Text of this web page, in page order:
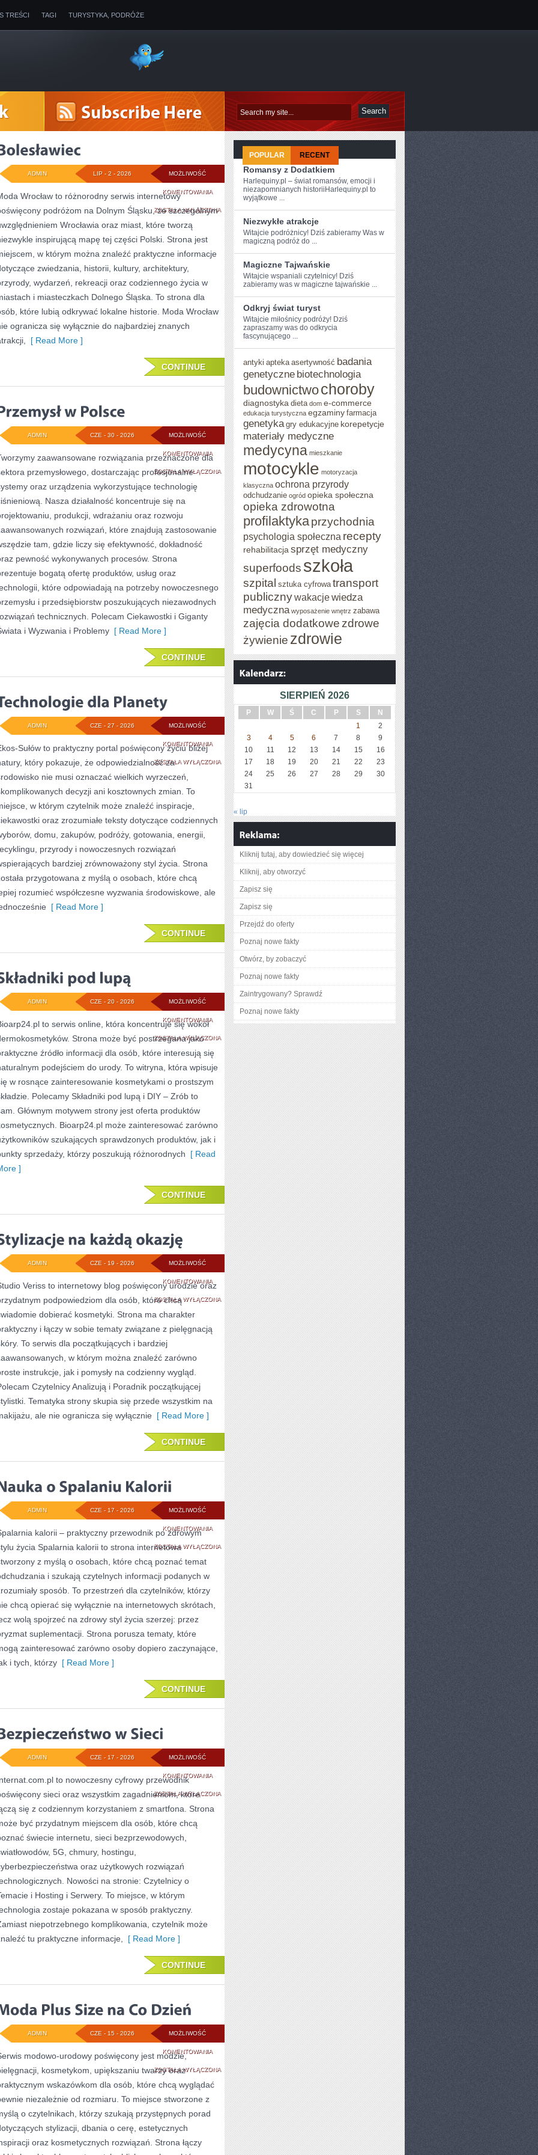
TREŚCI TAGI TURYSTYKA, PODRÓŻE
MOŻLIWOŚĆ
KOMENTOWANIABOLESŁAWIEC
ZOSTAŁA WYŁĄCZONA
LIP - 2 - 2026
ADMIN
Wrocław to różnorodny serwis internetowy
podróżom na Dolnym Śląsku, ze szczególnym
Wrocławia oraz miast, które tworzą
inspirującą mapę tej części Polski. Strona jest
w którym można znaleźć praktyczne informacje
zwiedzania, historii, kultury, architektury,
wydarzeń, rekreacji oraz codziennego życia w
i miasteczkach Dolnego Śląska. To strona dla
które lubią odkrywać lokalne historie. Moda Wrocław
ogranicza się wyłącznie do najbardziej znanych
[ Read More ]
CONTINUE
MOŻLIWOŚĆ
KOMENTOWANIAPRZEMYSŁ
W
POLSCE
ZOSTAŁA WYŁĄCZONA
CZE - 30 - 2026
ADMIN
zaawansowane rozwiązania przeznaczone dla
przemysłowego, dostarczając profesjonalne
oraz urządzenia wykorzystujące technologię
Nasza działalność koncentruje się na
produkcji, wdrażaniu oraz rozwoju
rozwiązań, które znajdują zastosowanie
tam, gdzie liczy się efektywność, dokładność
pewność wykonywanych procesów. Strona
bogatą ofertę produktów, usług oraz
które odpowiadają na potrzeby nowoczesnego
i przedsiębiorstw poszukujących niezawodnych
technicznych. Polecam Ciekawostki i Giganty
i Wyzwania i Problemy [ Read More ]
CONTINUE
MOŻLIWOŚĆ
KOMENTOWANIATECHNOLOGIE
DLA
PLANETY
ZOSTAŁA WYŁĄCZONA
CZE - 27 - 2026
ADMIN
Sułów to praktyczny portal poświęcony życiu bliżej
który pokazuje, że odpowiedzialność za
nie musi oznaczać wielkich wyrzeczeń,
decyzji ani kosztownych zmian. To
w którym czytelnik może znaleźć inspiracje,
oraz zrozumiałe teksty dotyczące codziennych
domu, zakupów, podróży, gotowania, energii,
przyrody i nowoczesnych rozwiązań
bardziej zrównoważony styl życia. Strona
przygotowana z myślą o osobach, które chcą
rozumieć współczesne wyzwania środowiskowe, ale
[ Read More ]
CONTINUE
MOŻLIWOŚĆ
KOMENTOWANIASKŁADNIKI
POD
LUPĄ
ZOSTAŁA WYŁĄCZONA
CZE - 20 - 2026
ADMIN
to serwis online, która koncentruje się wokół
Strona może być postrzegana jako
źródło informacji dla osób, które interesują się
podejściem do urody. To witryna, która wpisuje
w rosnące zainteresowanie kosmetykami o prostszym
Polecamy Składniki pod lupą i DIY – Zrób to
Głównym motywem strony jest oferta produktów
Bioarp24.pl może zainteresować zarówno
szukających sprawdzonych produktów, jak i
sprzedaży, którzy poszukują różnorodnych [ Read
]
CONTINUE
MOŻLIWOŚĆ
KOMENTOWANIASTYLIZACJE
NA
KAŻDĄ
OKAZJĘ
ZOSTAŁA WYŁĄCZONA
CZE - 19 - 2026
ADMIN
Veriss to internetowy blog poświęcony urodzie oraz
podpowiedziom dla osób, które chcą
dobierać kosmetyki. Strona ma charakter
i łączy w sobie tematy związane z pielęgnacją
To serwis dla początkujących i bardziej
w którym można znaleźć zarówno
instrukcje, jak i pomysły na codzienny wygląd.
Czytelnicy Analizują i Poradnik początkującej
Tematyka strony skupia się przede wszystkim na
ale nie ogranicza się wyłącznie [ Read More ]
CONTINUE
MOŻLIWOŚĆ
KOMENTOWANIANAUKA
O
SPALANIU
KALORII
ZOSTAŁA WYŁĄCZONA
CZE - 17 - 2026
ADMIN
kalorii – praktyczny przewodnik po zdrowym
życia Spalarnia kalorii to strona internetowa
z myślą o osobach, które chcą poznać temat
i szukają czytelnych informacji podanych w
sposób. To przestrzeń dla czytelników, którzy
chcą opierać się wyłącznie na internetowych skrótach,
wolą spojrzeć na zdrowy styl życia szerzej: przez
suplementacji. Strona porusza tematy, które
zainteresować zarówno osoby dopiero zaczynające,
i tych, którzy [ Read More ]
CONTINUE
MOŻLIWOŚĆ
KOMENTOWANIABEZPIECZEŃSTWO
W
SIECI
ZOSTAŁA WYŁĄCZONA
CZE - 17 - 2026
ADMIN
to nowoczesny cyfrowy przewodnik
sieci oraz wszystkim zagadnieniom, które
się z codziennym korzystaniem z smartfona. Strona
być przydatnym miejscem dla osób, które chcą
świecie internetu, sieci bezprzewodowych,
5G, chmury, hostingu,
oraz użytkowych rozwiązań
Nowości na stronie: Czytelnicy o
i Hosting i Serwery. To miejsce, w którym
zostaje pokazana w sposób praktyczny.
niepotrzebnego komplikowania, czytelnik może
tu praktyczne informacje,
[ Read More ]
CONTINUE
MOŻLIWOŚĆ
KOMENTOWANIAMODA
PLUS
SIZE
DZIEŃ
ZOSTAŁA WYŁĄCZONA
CZE - 15 - 2026
ADMIN
modowo-urodowy poświęcony jest modzie,
kosmetykom, upiększaniu twarzy oraz
wskazówkom dla osób, które chcą wyglądać
niezależnie od rozmiaru. To miejsce stworzone z
o czytelnikach, którzy szukają przystępnych porad
stylizacji, dbania o cerę, estetycznych
oraz kosmetycznych rozwiązań. Strona łączy
POPULAR RECENT
Romansy z Dodatkiem
Harlequiny.pl – świat romansów, emocji i
niezapomnianych historiiHarlequiny.pl to
wyjątkowe ...
Niezwykłe atrakcje
Witajcie podróżnicy! Dziś zabieramy Was⁢ w
magiczną podróż do ...
Magiczne Tajwańskie
Witajcie ​wspaniali czytelnicy! Dziś
‍zabieramy was‍ w ​magiczne tajwańskie ...
Odkryj świat turyst
Witajcie miłośnicy podróży! Dziś⁢
zapraszamy ⁢was do ​odkrycia
fascynującego ...
antyki apteka asertywność badania
genetyczne biotechnologia
budownictwochoroby
diagnostyka dieta dom e-commerce
edukacja turystyczna egzaminy farmacja
genetyka gry edukacyjne korepetycje
materiały medyczne
medycyna mieszkanie
motocykle motoryzacja
klasyczna ochrona przyrody
odchudzanie ogród opieka społeczna
opieka zdrowotna
profilaktykaprzychodnia
psychologia społeczna recepty
rehabilitacja sprzęt medyczny
superfoods szkoła
szpital sztuka cyfrowa transport
publicznywakacjewiedza
medyczna wyposażenie wnętrz zabawa
zajęcia dodatkowe zdrowe
żywienie zdrowie
SIERPIEŃ 2026
P W Ś C P S
N
1
2
3
4 5 6 7 8
9
10
11 12 13 14 15
16
17
18 19 20 21 22
23
24
25 26 27 28 29
30
31
« lip
Kliknij tutaj, aby dowiedzieć się więcej
Kliknij, aby otworzyć
Zapisz się
Zapisz się
Przejdź do oferty
Poznaj nowe fakty
Otwórz, by zobaczyć
Poznaj nowe fakty
Zaintrygowany? Sprawdź
Poznaj nowe fakty